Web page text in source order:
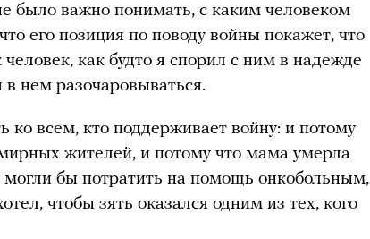
было важно понимать, с каким человеком
его позиция по поводу войны покажет, что
человек, как будто я спорил с ним в надежде
нем разочаровываться.
ко всем, кто поддерживает войну: и потому
жителей, и потому что мама умерла
могли бы потратить на помощь онкобольным,
чтобы зять оказался одним из тех, кого